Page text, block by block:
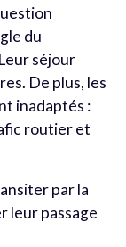
du
séjour
De plus, les
inadaptés :
routier et
par la
leur passage